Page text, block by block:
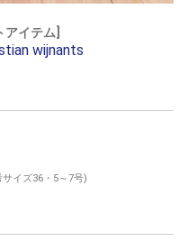
アイテム]
wijnants
イズ36・5～7号)